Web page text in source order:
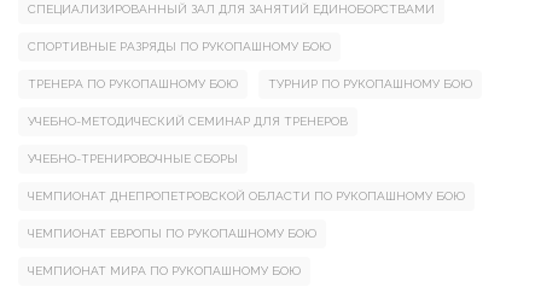
СПЕЦИАЛИЗИРОВАННЫЙ ЗАЛ ДЛЯ ЗАНЯТИЙ ЕДИНОБОРСТВАМИ
СПОРТИВНЫЕ РАЗРЯДЫ ПО РУКОПАШНОМУ БОЮ
ТРЕНЕРА ПО РУКОПАШНОМУ БОЮ ТУРНИР ПО РУКОПАШНОМУ БОЮ
УЧЕБНО-МЕТОДИЧЕСКИЙ СЕМИНАР ДЛЯ ТРЕНЕРОВ
УЧЕБНО-ТРЕНИРОВОЧНЫЕ СБОРЫ
ЧЕМПИОНАТ ДНЕПРОПЕТРОВСКОЙ ОБЛАСТИ ПО РУКОПАШНОМУ БОЮ
ЧЕМПИОНАТ ЕВРОПЫ ПО РУКОПАШНОМУ БОЮ
ЧЕМПИОНАТ МИРА ПО РУКОПАШНОМУ БОЮ